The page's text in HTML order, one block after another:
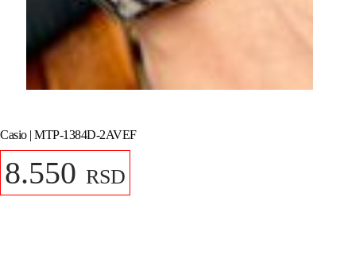
Casio | MTP-1384D-2AVEF
8.550 RSD